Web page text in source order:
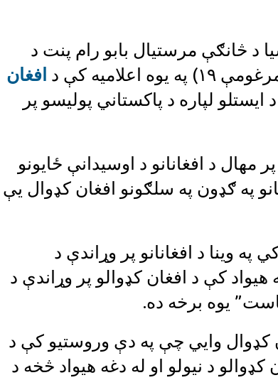
د څانګې مرستیال بابو رام پنت د
کې د
افغان
لپاره د پاکستاني پولیسو پر
د افغانانو د اوسیدانې ځایونو
په ګډون په سلګونو افغان کډوال یې
وینا د افغانانو پر وړاندې د
کې د افغان کډوالو پر وړاندې د
یوه برخه ده.
کډوال وايي چې په دې وروستیو کې د
د نیولو او له دغه هیواد څخه د